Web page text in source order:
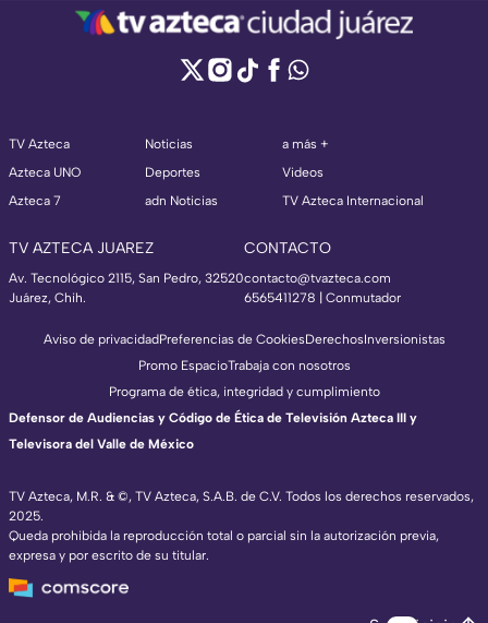
TV Azteca
Azteca UNO
Azteca 7
Noticias
Deportes
adn Noticias
a más +
Videos
TV Azteca Internacional
TV AZTECA JUAREZ
Av. Tecnológico 2115, San Pedro, 32520
Juárez, Chih.
CONTACTO
contacto@tvazteca.com
6565411278 | Conmutador
TV Azteca, M.R. & ©, TV Azteca, S.A.B. de C.V. Todos los derechos reservados,
2025.
Queda prohibida la reproducción total o parcial sin la autorización previa,
expresa y por escrito de su titular.
Aviso de privacidadPreferencias de CookiesDerechosInversionistas
Promo EspacioTrabaja con nosotros
Programa de ética, integridad y cumplimiento
Defensor de Audiencias y Código de Ética de Televisión Azteca III y
Televisora del Valle de México